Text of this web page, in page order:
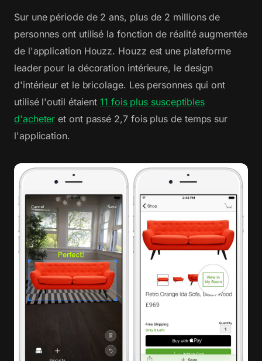
Sur une période de 2 ans, plus de 2 millions de
personnes ont utilisé la fonction de réalité augmentée
de l'application Houzz. Houzz est une plateforme
leader pour la décoration intérieure, le design
d'intérieur et le bricolage. Les personnes qui ont
utilisé l'outil étaient11 fois plus susceptibles
d'acheter et ont passé 2,7 fois plus de temps sur
l'application.